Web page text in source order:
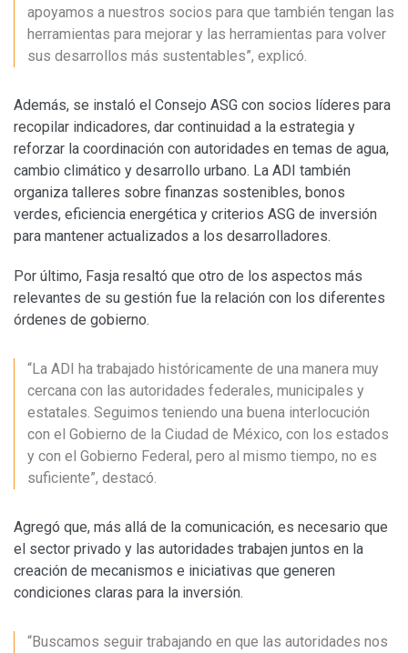
apoyamos a nuestros socios para que también tengan las
herramientas para mejorar y las herramientas para volver
sus desarrollos más sustentables”, explicó.
Además, se instaló el Consejo ASG con socios líderes para
recopilar indicadores, dar continuidad a la estrategia y
reforzar la coordinación con autoridades en temas de agua,
cambio climático y desarrollo urbano. La ADI también
organiza talleres sobre finanzas sostenibles, bonos
verdes, eficiencia energética y criterios ASG de inversión
para mantener actualizados a los desarrolladores.
Por último, Fasja resaltó que otro de los aspectos más
relevantes de su gestión fue la relación con los diferentes
órdenes de gobierno.
“La ADI ha trabajado históricamente de una manera muy
cercana con las autoridades federales, municipales y
estatales. Seguimos teniendo una buena interlocución
con el Gobierno de la Ciudad de México, con los estados
y con el Gobierno Federal, pero al mismo tiempo, no es
suficiente”, destacó.
Agregó que, más allá de la comunicación, es necesario que
el sector privado y las autoridades trabajen juntos en la
creación de mecanismos e iniciativas que generen
condiciones claras para la inversión.
“Buscamos seguir trabajando en que las autoridades nos